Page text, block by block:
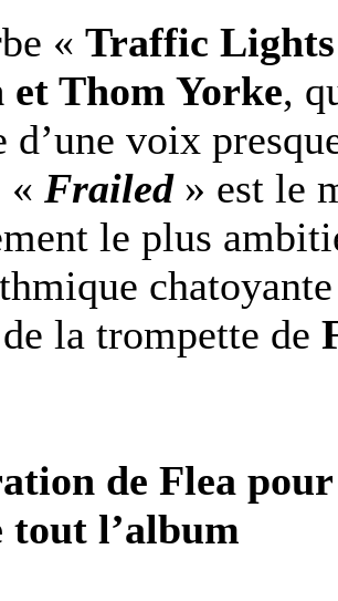
« Traffic
et Thom Yorke,
d’une voix
« Frailed » est le
le plus
la trompette de
de Flea
tout l’album